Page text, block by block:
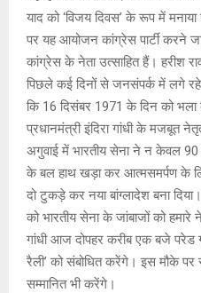
याद को ‘विजय दिवस’ के रूप में
पर यह आयोजन कांग्रेस पार्टी करने
कांग्रेस के नेता उत्साहित हैं। हरीश
पिछले कई दिनों से जनसंपर्क में लगे
कि 16 दिसंबर 1971 के दिन को
प्रधानमंत्री इंदिरा गांधी के मजबूत
अगुवाई में भारतीय सेना ने न केवल 90
के बल हाथ खड़ा कर आत्मसमर्पण के
दो टुकड़े कर नया बांग्लादेश बना
को भारतीय सेना के जांबाजों को
गांधी आज दोपहर करीब एक बजे परेड
रैली’ को संबोधित करेंगे। इस मौके पर
सम्मानित भी करेंगे।